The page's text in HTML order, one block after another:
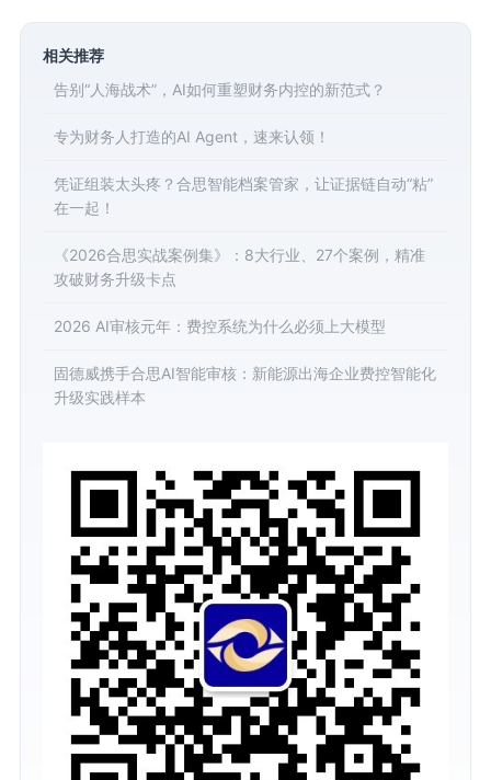
相关推荐
告别“人海战术”，AI如何重塑财务内控的新范式？
专为财务人打造的AI Agent，速来认领！
凭证组装太头疼？合思智能档案管家，让证据链自动“粘”
在一起！
《2026合思实战案例集》：8大行业、27个案例，精准
攻破财务升级卡点
2026 AI审核元年：费控系统为什么必须上大模型
固德威携手合思AI智能审核：新能源出海企业费控智能化
升级实践样本